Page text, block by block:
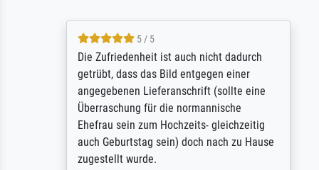
5 / 5
Die Zufriedenheit ist auch nicht dadurch
getrübt, dass das Bild entgegen einer
angegebenen Lieferanschrift (sollte eine
Überraschung für die normannische
Ehefrau sein zum Hochzeits- gleichzeitig
auch Geburtstag sein) doch nach zu Hause
zugestellt wurde.